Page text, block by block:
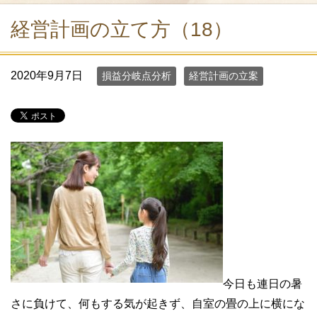
経営計画の立て方（18）
2020年9月7日 損益分岐点分析 経営計画の立案
今日も連日の暑
さに負けて、何もする気が起きず、自室の畳の上に横にな